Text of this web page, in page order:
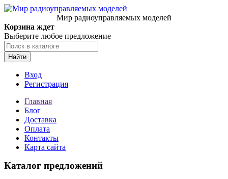
Мир радиоуправляемых моделей
Корзина ждет
Выберите любое предложение
Найти
Вход
Регистрация
Главная
Блог
Доставка
Оплата
Контакты
Карта сайта
Каталог предложений